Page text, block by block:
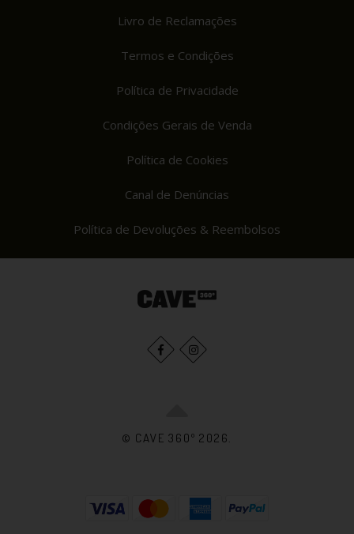
Livro de Reclamações
Termos e Condições
Política de Privacidade
Condições Gerais de Venda
Política de Cookies
Canal de Denúncias
Política de Devoluções & Reembolsos
© CAVE 360º 2026.